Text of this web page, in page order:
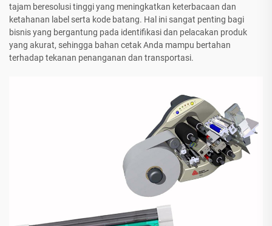
tajam beresolusi tinggi yang meningkatkan keterbacaan dan
ketahanan label serta kode batang. Hal ini sangat penting bagi
bisnis yang bergantung pada identifikasi dan pelacakan produk
yang akurat, sehingga bahan cetak Anda mampu bertahan
terhadap tekanan penanganan dan transportasi.